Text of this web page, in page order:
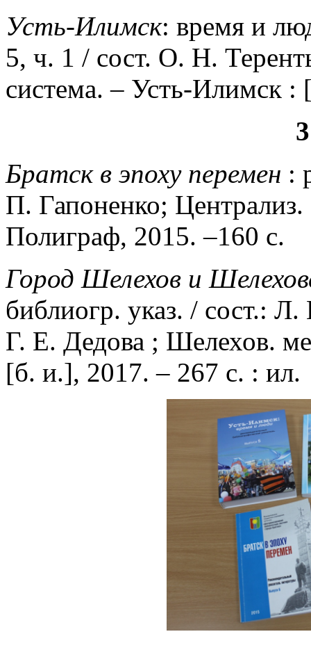
Усть-Илимск: время и
5, ч. 1 / сост. О. Н.
система. – Усть-Илимск :
Братск в эпоху перемен :
П. Гапоненко; Централиз.
Полиграф, 2015. –160 с.
Город Шелехов и
библиогр. указ. / сост.:
Г. Е. Дедова ; Шелехов.
[б. и.], 2017. – 267 с. : ил.